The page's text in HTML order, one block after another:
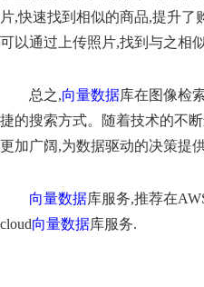
片,快速找到相似的商品,提升了
可以通过上传照片,找到与之相
总之,向量数据库在图像检
捷的搜索方式。随着技术的不
更加广阔,为数据驱动的决策提
向量数据库服务,推荐在
cloud向量数据库服务.